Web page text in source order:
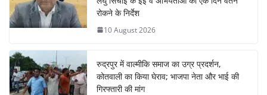
रोकने के निर्देश
10 August 2026
रुद्रपुर में वाल्मीकि समाज का उग्र प्रदर्शन,
कोतवाली का किया घेराव; भाजपा नेता और भाई की
गिरफ्तारी की मांग